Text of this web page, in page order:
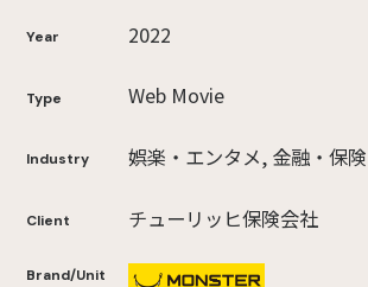
Year 2022
Type Web Movie
Industry 娯楽・エンタメ, 金融・保
Client チューリッヒ保険会社
Brand/Unit